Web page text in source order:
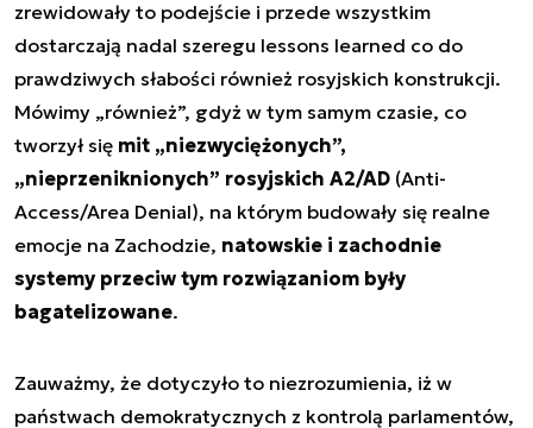
zrewidowały to podejście i przede wszystkim
dostarczają nadal szeregu lessons learned co do
prawdziwych słabości również rosyjskich konstrukcji.
Mówimy „również”, gdyż w tym samym czasie, co
tworzył się mit „niezwyciężonych”,
„nieprzeniknionych” rosyjskich A2/AD (Anti-
Access/Area Denial), na którym budowały się realne
emocje na Zachodzie, natowskie i zachodnie
systemy przeciw tym rozwiązaniom były
bagatelizowane.
Zauważmy, że dotyczyło to niezrozumienia, iż w
państwach demokratycznych z kontrolą parlamentów,